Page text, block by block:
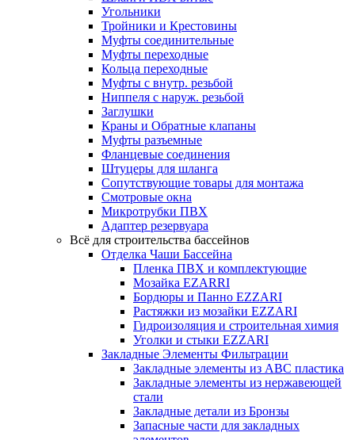
Угольники
Тройники и Крестовины
Муфты соединительные
Муфты переходные
Кольца переходные
Муфты с внутр. резьбой
Ниппеля с наруж. резьбой
Заглушки
Краны и Обратные клапаны
Муфты разъемные
Фланцевые соединения
Штуцеры для шланга
Сопутствующие товары для монтажа
Смотровые окна
Микротрубки ПВХ
Адаптер резервуара
Всё для строительства бассейнов
Отделка Чаши Бассейна
Пленка ПВХ и комплектующие
Мозайка EZARRI
Бордюры и Панно EZZARI
Растяжки из мозайки EZZARI
Гидроизоляция и строительная химия
Уголки и стыки EZZARI
Закладные Элементы Фильтрации
Закладные элементы из ABC пластика
Закладные элементы из нержавеющей
стали
Закладные детали из Бронзы
Запасные части для закладных